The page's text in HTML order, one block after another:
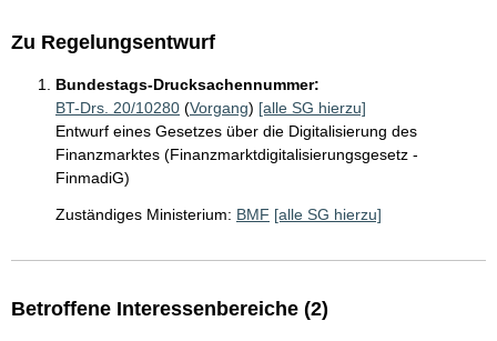
Zu Regelungsentwurf
Bundestags-Drucksachennummer:
BT-Drs. 20/10280 (Vorgang) [alle SG hierzu]
Entwurf eines Gesetzes über die Digitalisierung des
Finanzmarktes (Finanzmarktdigitalisierungsgesetz -
FinmadiG)
Zuständiges Ministerium: BMF [alle SG hierzu]
Betroffene Interessenbereiche (2)